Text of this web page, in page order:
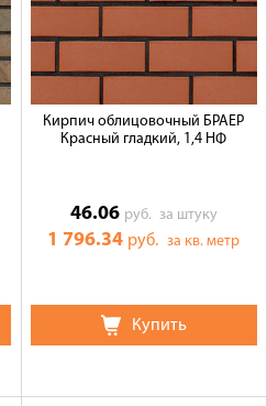
Кирпич облицовочный БРАЕР
Красный гладкий, 1,4 НФ
46.06 руб. за штуку
1 796.34 руб.за кв. метр
Купить